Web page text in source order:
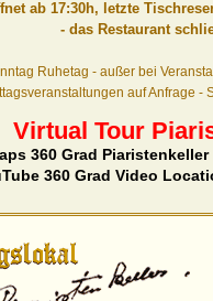
ab 17:30h, letzte
- das Restaurant
Ruhetag - außer bei
auf Anfrage -
Virtual Tour
360 Grad
360 Grad Video